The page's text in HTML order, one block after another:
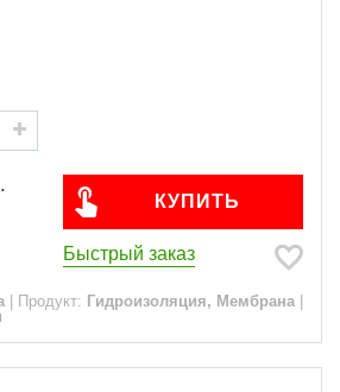
КУПИТЬ
Быстрый заказ
Продукт: Гидроизоляция, Мембрана